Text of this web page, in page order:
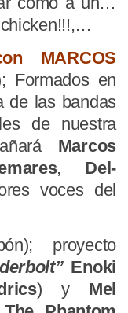
MARCOS
Formados en
de las bandas
de nuestra
Marcos
, Del-
voces del
proyecto
Enoki
) y Mel